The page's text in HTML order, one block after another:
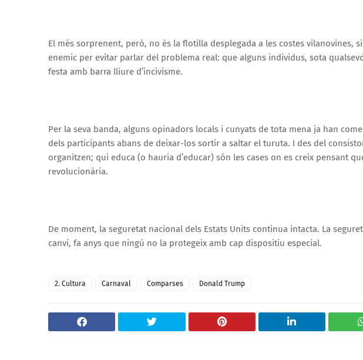
El més sorprenent, però, no és la flotilla desplegada a les costes vilanovines,
enemic per evitar parlar del problema real: que alguns individus, sota
festa amb barra lliure d’incivisme.
Per la seva banda, alguns opinadors locals i cunyats de tota mena ja han
dels participants abans de deixar-los sortir a saltar el turuta. I des del
organitzen; qui educa (o hauria d’educar) són les cases on es creix pensant
revolucionària.
De moment, la seguretat nacional dels Estats Units continua intacta. La
canvi, fa anys que ningú no la protegeix amb cap dispositiu especial.
2. Cultura Carnaval Comparses Donald Trump